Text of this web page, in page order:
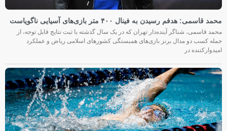
محمد قاسمی: هدفم رسیدن به فینال ۴۰۰ متر بازی‌های آسیایی ناگویاست
محمد قاسمی، شناگر آینده‌دار تهران که در یک سال گذشته با ثبت نتایج قابل توجه، از
جمله کسب دو مدال برنز بازی‌های همبستگی کشورهای اسلامی ریاض و عملکرد
امیدوارکننده در